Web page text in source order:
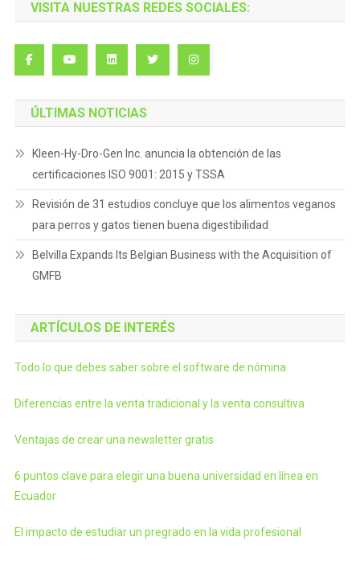
VISITA NUESTRAS REDES SOCIALES:
ÚLTIMAS NOTICIAS
Kleen-Hy-Dro-Gen Inc. anuncia la obtención de las
certificaciones ISO 9001: 2015 y TSSA
Revisión de 31 estudios concluye que los alimentos veganos
para perros y gatos tienen buena digestibilidad
Belvilla Expands Its Belgian Business with the Acquisition of
GMFB
ARTÍCULOS DE INTERÉS
Todo lo que debes saber sobre el software de nómina
Diferencias entre la venta tradicional y la venta consultiva
Ventajas de crear una newsletter gratis
6 puntos clave para elegir una buena universidad en línea en
Ecuador
El impacto de estudiar un pregrado en la vida profesional